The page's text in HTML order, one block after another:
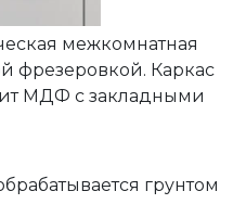
межкомнатная
фрезеровкой. Каркас
МДФ с закладными
грунтом